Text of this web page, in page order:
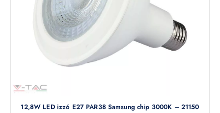
12,8W LED izzó E27 PAR38 Samsung chip 3000K – 21150